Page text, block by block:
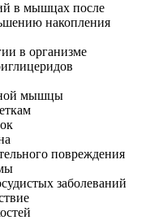
в мышцах после
накопления
в организме
мышцы
повреждения
заболеваний